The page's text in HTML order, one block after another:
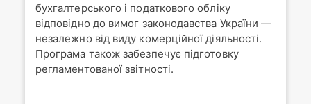
бухгалтерського і податкового обліку
відповідно до вимог законодавства України —
незалежно від виду комерційної діяльності.
Програма також забезпечує підготовку
регламентованої звітності.